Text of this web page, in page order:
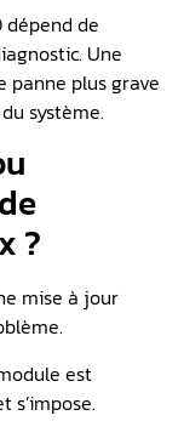
de
Une
panne plus grave
système.
?
mise à jour
est
s’impose.